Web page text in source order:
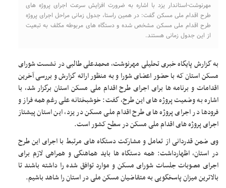
مهرنوشت-استاندار یزد با اشاره به ضرورت افزایش سرعت اجرای پروژه های
طرح اقدام ملی مسکن گفت: در همین راستا، جدول زمانی مراحل اجرای پروژه
طرح اقدام ملی مسکن مشخص شده و دستگاه های مربوطه مکلف به تبعیت
از این جدول زمانی هستند.
به گزارش پایگاه خبری تحلیلی مهرنوشت، محمدعلی طالبی در نشست شورای
مسکن استان که با حضور اعضای شورا و به منظور ارائه گزارش و بررسی آخرین
اقدامات و برنامه ها برای اجرای طرح اقدام ملی مسکن استان برگزار شد، با
اشاره به وضعیت پروژه های این طرح، گفت: خوشبختانه علی رغم همه فراز و
فرودها در اجرای پروژه های طرح اقدام ملی مسکن در یزد، این استان پیشتاز
اجرای پروژه های اقدام ملی مسکن در سطح کشور است.
وی ضمن قدردانی از تعامل و مشارکت دستگاه های مرتبط با اجرای این طرح
در استان، اظهارداشت: همه دستگاه ها باید هماهنگی و همراهی لازم برای
اجرای مصوبات جلسات شورای مسکن و موارد توافق شده را داشته باشند تا
بالاترین میزان پاسخگویی به متقاضیان مسکن ملی در استان را شاهد باشیم.